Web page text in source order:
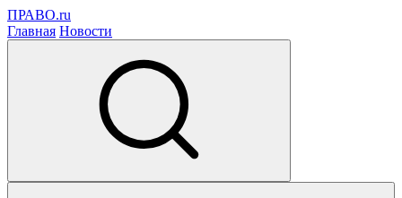
ПРАВО.ru
Главная Новости